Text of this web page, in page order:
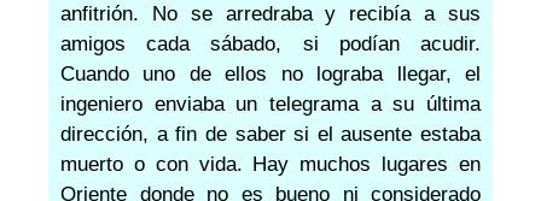
anfitrión. No se arredraba y recibía a sus
amigos cada sábado, si podían acudir.
Cuando uno de ellos no lograba llegar, el
ingeniero enviaba un telegrama a su última
dirección, a fin de saber si el ausente estaba
muerto o con vida. Hay muchos lugares en
Oriente donde no es bueno ni considerado